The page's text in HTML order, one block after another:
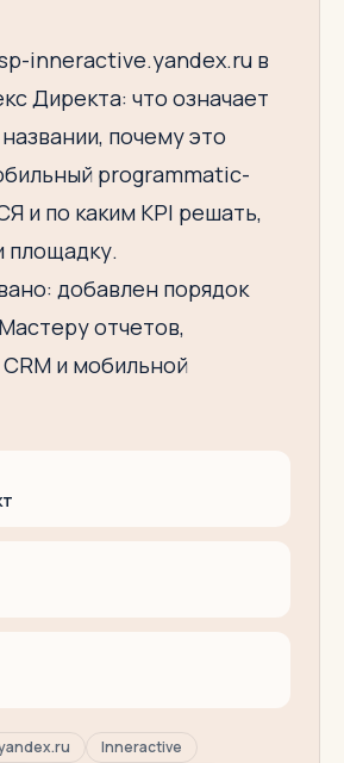
inneractive.yandex.ru в
Директа: что означает
почему это
programmatic-
и по каким KPI решать,
площадку.
добавлен порядок
отчетов,
и мобильной
Inneractive